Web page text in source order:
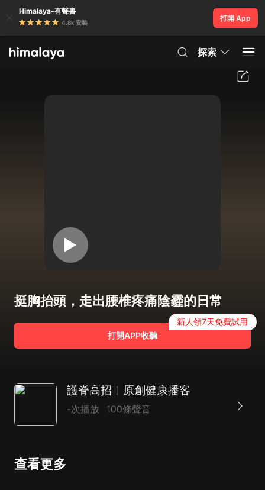
Himalaya-有聲書
4.8k 安裝
打開 App
探索
挺胸抬頭，走出腰椎疼痛陰霾的日常
打開APP收聽
新人領7天免費試用
護脊高招︱原創健康播客
-次播放 100條聲音
查看更多